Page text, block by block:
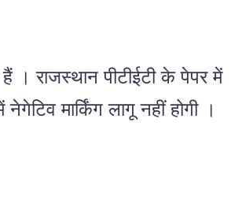
। राजस्थान पीटीईटी के पेपर में
मार्किंग लागू नहीं होगी ।